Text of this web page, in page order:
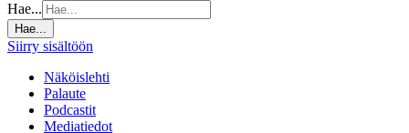
Hae...
Hae...
Siirry sisältöön
Näköislehti
Palaute
Podcastit
Mediatiedot